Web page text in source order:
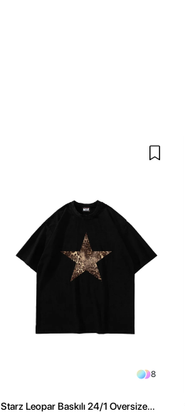
8
Starz Leopar Baskılı 24/1 Oversize